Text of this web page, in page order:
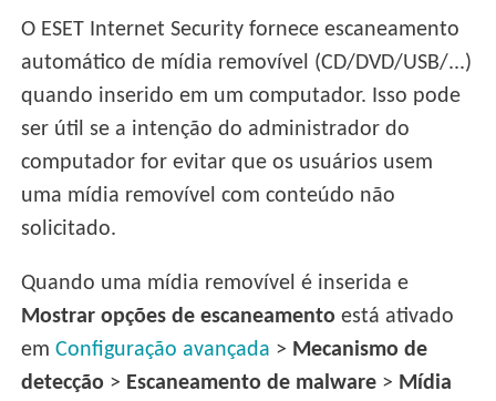
O ESET Internet Security fornece escaneamento
automático de mídia removível (CD/DVD/USB/...)
quando inserido em um computador. Isso pode
ser útil se a intenção do administrador do
computador for evitar que os usuários usem
uma mídia removível com conteúdo não
solicitado.
Quando uma mídia removível é inserida e
Mostrar opções de escaneamento está ativado
emConfiguração avançada > Mecanismo de
detecção > Escaneamento de malware > Mídia